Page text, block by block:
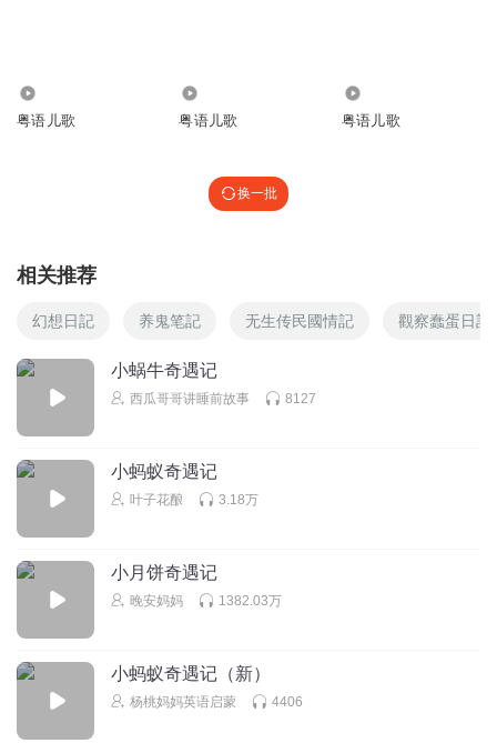
粤语儿歌 粤语儿歌 粤语儿歌
换一批
相关推荐
幻想日記 养鬼笔記 无生传民國情記 觀察蠢蛋日記
小蜗牛奇遇记
西瓜哥哥讲睡前故事 8127
小蚂蚁奇遇记
叶子花酿 3.18万
小月饼奇遇记
晚安妈妈 1382.03万
小蚂蚁奇遇记（新）
杨桃妈妈英语启蒙 4406